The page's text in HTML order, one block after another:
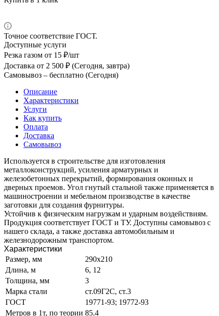
Точное соответствие ГОСТ.
Доступные услуги
Резка газом от 15 ₽/шт
Доставка от 2 500 ₽ (Сегодня, завтра)
Самовывоз – бесплатно (Сегодня)
Описание
Характеристики
Услуги
Как купить
Оплата
Доставка
Самовывоз
Используется в строительстве для изготовления
металлоконструкций, усиления арматурных и
железобетонных перекрытий, формирования оконных и
дверных проемов. Угол гнутый стальной также применяется в
машиностроении и мебельном производстве в качестве
заготовки для создания фурнитуры.
Устойчив к физическим нагрузкам и ударным воздействиям.
Продукция соответствует ГОСТ и ТУ. Доступны самовывоз с
нашего склада, а также доставка автомобильным и
железнодорожным транспортом.
Характеристики
Размер, мм
290х210
Длина, м
6, 12
Толщина, мм
3
Марка стали
ст.09Г2С, ст.3
ГОСТ
19771-93; 19772-93
Метров в 1т, по теории 85.4